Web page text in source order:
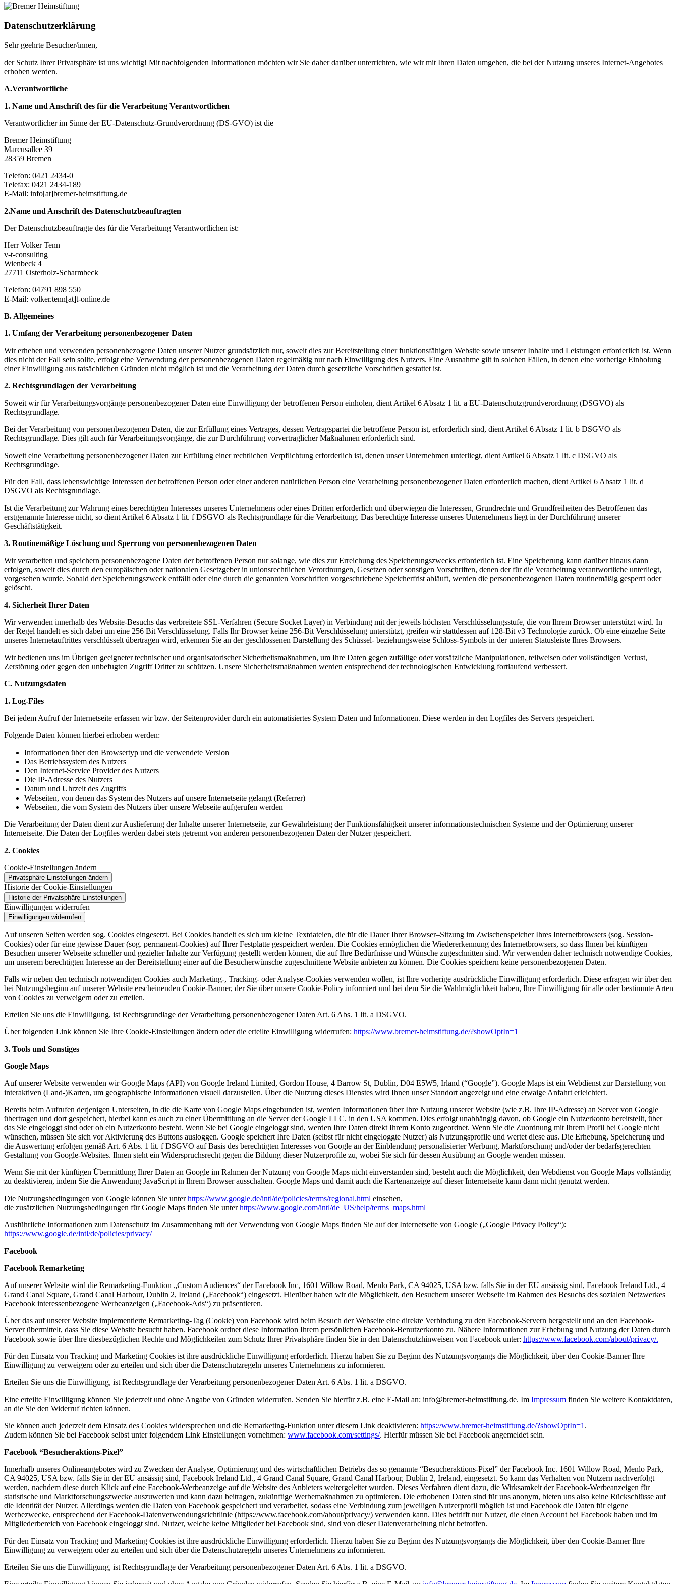
Datenschutzerklärung
Sehr geehrte Besucher/innen,
der Schutz Ihrer Privatsphäre ist uns wichtig! Mit nachfolgenden Informationen möchten wir Sie daher darüber unterrichten, wie wir mit Ihren Daten umgehen, die bei der Nutzung unseres Internet-Angebotes
erhoben werden.
A.Verantwortliche
1. Name und Anschrift des für die Verarbeitung Verantwortlichen
Verantwortlicher im Sinne der EU-Datenschutz-Grundverordnung (DS-GVO) ist die
Bremer Heimstiftung
Marcusallee 39
28359 Bremen
Telefon: 0421 2434-0
Telefax: 0421 2434-189
E-Mail: info[at]bremer-heimstiftung.de
2.Name und Anschrift des Datenschutzbeauftragten
Der Datenschutzbeauftragte des für die Verarbeitung Verantwortlichen ist:
Herr Volker Tenn
v-t-consulting
Wienbeck 4
27711 Osterholz-Scharmbeck
Telefon: 04791 898 550
E-Mail: volker.tenn[at]t-online.de
B. Allgemeines
1. Umfang der Verarbeitung personenbezogener Daten
Wir erheben und verwenden personenbezogene Daten unserer Nutzer grundsätzlich nur, soweit dies zur Bereitstellung einer funktionsfähigen Website sowie unserer Inhalte und Leistungen erforderlich ist. Wenn
dies nicht der Fall sein sollte, erfolgt eine Verwendung der personenbezogenen Daten regelmäßig nur nach Einwilligung des Nutzers. Eine Ausnahme gilt in solchen Fällen, in denen eine vorherige Einholung
einer Einwilligung aus tatsächlichen Gründen nicht möglich ist und die Verarbeitung der Daten durch gesetzliche Vorschriften gestattet ist.
2. Rechtsgrundlagen der Verarbeitung
Soweit wir für Verarbeitungsvorgänge personenbezogener Daten eine Einwilligung der betroffenen Person einholen, dient Artikel 6 Absatz 1 lit. a EU-Datenschutzgrundverordnung (DSGVO) als
Rechtsgrundlage.
Bei der Verarbeitung von personenbezogenen Daten, die zur Erfüllung eines Vertrages, dessen Vertragspartei die betroffene Person ist, erforderlich sind, dient Artikel 6 Absatz 1 lit. b DSGVO als
Rechtsgrundlage. Dies gilt auch für Verarbeitungsvorgänge, die zur Durchführung vorvertraglicher Maßnahmen erforderlich sind.
Soweit eine Verarbeitung personenbezogener Daten zur Erfüllung einer rechtlichen Verpflichtung erforderlich ist, denen unser Unternehmen unterliegt, dient Artikel 6 Absatz 1 lit. c DSGVO als
Rechtsgrundlage.
Für den Fall, dass lebenswichtige Interessen der betroffenen Person oder einer anderen natürlichen Person eine Verarbeitung personenbezogener Daten erforderlich machen, dient Artikel 6 Absatz 1 lit. d
DSGVO als Rechtsgrundlage.
Ist die Verarbeitung zur Wahrung eines berechtigten Interesses unseres Unternehmens oder eines Dritten erforderlich und überwiegen die Interessen, Grundrechte und Grundfreiheiten des Betroffenen das
erstgenannte Interesse nicht, so dient Artikel 6 Absatz 1 lit. f DSGVO als Rechtsgrundlage für die Verarbeitung. Das berechtige Interesse unseres Unternehmens liegt in der Durchführung unserer
Geschäftstätigkeit.
3. Routinemäßige Löschung und Sperrung von personenbezogenen Daten
Wir verarbeiten und speichern personenbezogene Daten der betroffenen Person nur solange, wie dies zur Erreichung des Speicherungszwecks erforderlich ist. Eine Speicherung kann darüber hinaus dann
erfolgen, soweit dies durch den europäischen oder nationalen Gesetzgeber in unionsrechtlichen Verordnungen, Gesetzen oder sonstigen Vorschriften, denen der für die Verarbeitung verantwortliche unterliegt,
vorgesehen wurde. Sobald der Speicherungszweck entfällt oder eine durch die genannten Vorschriften vorgeschriebene Speicherfrist abläuft, werden die personenbezogenen Daten routinemäßig gesperrt oder
gelöscht.
4. Sicherheit Ihrer Daten
Wir verwenden innerhalb des Website-Besuchs das verbreitete SSL-Verfahren (Secure Socket Layer) in Verbindung mit der jeweils höchsten Verschlüsselungsstufe, die von Ihrem Browser unterstützt wird. In
der Regel handelt es sich dabei um eine 256 Bit Verschlüsselung. Falls Ihr Browser keine 256-Bit Verschlüsselung unterstützt, greifen wir stattdessen auf 128-Bit v3 Technologie zurück. Ob eine einzelne Seite
unseres Internetauftrittes verschlüsselt übertragen wird, erkennen Sie an der geschlossenen Darstellung des Schüssel- beziehungsweise Schloss-Symbols in der unteren Statusleiste Ihres Browsers.
Wir bedienen uns im Übrigen geeigneter technischer und organisatorischer Sicherheitsmaßnahmen, um Ihre Daten gegen zufällige oder vorsätzliche Manipulationen, teilweisen oder vollständigen Verlust,
Zerstörung oder gegen den unbefugten Zugriff Dritter zu schützen. Unsere Sicherheitsmaßnahmen werden entsprechend der technologischen Entwicklung fortlaufend verbessert.
C. Nutzungsdaten
1. Log-Files
Bei jedem Aufruf der Internetseite erfassen wir bzw. der Seitenprovider durch ein automatisiertes System Daten und Informationen. Diese werden in den Logfiles des Servers gespeichert.
Folgende Daten können hierbei erhoben werden:
Informationen über den Browsertyp und die verwendete Version
Das Betriebssystem des Nutzers
Den Internet-Service Provider des Nutzers
Die IP-Adresse des Nutzers
Datum und Uhrzeit des Zugriffs
Webseiten, von denen das System des Nutzers auf unsere Internetseite gelangt (Referrer)
Webseiten, die vom System des Nutzers über unsere Webseite aufgerufen werden
Die Verarbeitung der Daten dient zur Auslieferung der Inhalte unserer Internetseite, zur Gewährleistung der Funktionsfähigkeit unserer informationstechnischen Systeme und der Optimierung unserer
Internetseite. Die Daten der Logfiles werden dabei stets getrennt von anderen personenbezogenen Daten der Nutzer gespeichert.
2. Cookies
Cookie-Einstellungen ändern
Privatsphäre-Einstellungen ändern
Historie der Cookie-Einstellungen
Historie der Privatsphäre-Einstellungen
Einwilligungen widerrufen
Einwilligungen widerrufen
Auf unseren Seiten werden sog. Cookies eingesetzt. Bei Cookies handelt es sich um kleine Textdateien, die für die Dauer Ihrer Browser–Sitzung im Zwischenspeicher Ihres Internetbrowsers (sog. Session-
Cookies) oder für eine gewisse Dauer (sog. permanent-Cookies) auf Ihrer Festplatte gespeichert werden. Die Cookies ermöglichen die Wiedererkennung des Internetbrowsers, so dass Ihnen bei künftigen
Besuchen unserer Webseite schneller und gezielter Inhalte zur Verfügung gestellt werden können, die auf Ihre Bedürfnisse und Wünsche zugeschnitten sind. Wir verwenden daher technisch notwendige Cookies,
um unserem berechtigten Interesse an der Bereitstellung einer auf die Besucherwünsche zugeschnittene Website anbieten zu können. Die Cookies speichern keine personenbezogenen Daten.
Falls wir neben den technisch notwendigen Cookies auch Marketing-, Tracking- oder Analyse-Cookies verwenden wollen, ist Ihre vorherige ausdrückliche Einwilligung erforderlich. Diese erfragen wir über den
bei Nutzungsbeginn auf unserer Website erscheinenden Cookie-Banner, der Sie über unsere Cookie-Policy informiert und bei dem Sie die Wahlmöglichkeit haben, Ihre Einwilligung für alle oder bestimmte Arten
von Cookies zu verweigern oder zu erteilen.
Erteilen Sie uns die Einwilligung, ist Rechtsgrundlage der Verarbeitung personenbezogener Daten Art. 6 Abs. 1 lit. a DSGVO.
Über folgenden Link können Sie Ihre Cookie-Einstellungen ändern oder die erteilte Einwilligung widerrufen: https://www.bremer-heimstiftung.de/?showOptIn=1
3. Tools und Sonstiges
Google Maps
Auf unserer Website verwenden wir Google Maps (API) von Google Ireland Limited, Gordon House, 4 Barrow St, Dublin, D04 E5W5, Irland (“Google”). Google Maps ist ein Webdienst zur Darstellung von
interaktiven (Land-)Karten, um geographische Informationen visuell darzustellen. Über die Nutzung dieses Dienstes wird Ihnen unser Standort angezeigt und eine etwaige Anfahrt erleichtert.
Bereits beim Aufrufen derjenigen Unterseiten, in die die Karte von Google Maps eingebunden ist, werden Informationen über Ihre Nutzung unserer Website (wie z.B. Ihre IP-Adresse) an Server von Google
übertragen und dort gespeichert, hierbei kann es auch zu einer Übermittlung an die Server der Google LLC. in den USA kommen. Dies erfolgt unabhängig davon, ob Google ein Nutzerkonto bereitstellt, über
das Sie eingeloggt sind oder ob ein Nutzerkonto besteht. Wenn Sie bei Google eingeloggt sind, werden Ihre Daten direkt Ihrem Konto zugeordnet. Wenn Sie die Zuordnung mit Ihrem Profil bei Google nicht
wünschen, müssen Sie sich vor Aktivierung des Buttons ausloggen. Google speichert Ihre Daten (selbst für nicht eingeloggte Nutzer) als Nutzungsprofile und wertet diese aus. Die Erhebung, Speicherung und
die Auswertung erfolgen gemäß Art. 6 Abs. 1 lit. f DSGVO auf Basis des berechtigten Interesses von Google an der Einblendung personalisierter Werbung, Marktforschung und/oder der bedarfsgerechten
Gestaltung von Google-Websites. Ihnen steht ein Widerspruchsrecht gegen die Bildung dieser Nutzerprofile zu, wobei Sie sich für dessen Ausübung an Google wenden müssen.
Wenn Sie mit der künftigen Übermittlung Ihrer Daten an Google im Rahmen der Nutzung von Google Maps nicht einverstanden sind, besteht auch die Möglichkeit, den Webdienst von Google Maps vollständig
zu deaktivieren, indem Sie die Anwendung JavaScript in Ihrem Browser ausschalten. Google Maps und damit auch die Kartenanzeige auf dieser Internetseite kann dann nicht genutzt werden.
Die Nutzungsbedingungen von Google können Sie unterhttps://www.google.de/intl/de/policies/terms/regional.html einsehen,
die zusätzlichen Nutzungsbedingungen für Google Maps finden Sie unterhttps://www.google.com/intl/de_US/help/terms_maps.html
Ausführliche Informationen zum Datenschutz im Zusammenhang mit der Verwendung von Google Maps finden Sie auf der Internetseite von Google („Google Privacy Policy“):
https://www.google.de/intl/de/policies/privacy/
Facebook
Facebook Remarketing
Auf unserer Website wird die Remarketing-Funktion „Custom Audiences“ der Facebook Inc, 1601 Willow Road, Menlo Park, CA 94025, USA bzw. falls Sie in der EU ansässig sind, Facebook Ireland Ltd., 4
Grand Canal Square, Grand Canal Harbour, Dublin 2, Ireland („Facebook“) eingesetzt. Hierüber haben wir die Möglichkeit, den Besuchern unserer Webseite im Rahmen des Besuchs des sozialen Netzwerkes
Facebook interessenbezogene Werbeanzeigen („Facebook-Ads“) zu präsentieren.
Über das auf unserer Website implementierte Remarketing-Tag (Cookie) von Facebook wird beim Besuch der Webseite eine direkte Verbindung zu den Facebook-Servern hergestellt und an den Facebook-
Server übermittelt, dass Sie diese Website besucht haben. Facebook ordnet diese Information Ihrem persönlichen Facebook-Benutzerkonto zu. Nähere Informationen zur Erhebung und Nutzung der Daten durch
Facebook sowie über Ihre diesbezüglichen Rechte und Möglichkeiten zum Schutz Ihrer Privatsphäre finden Sie in den Datenschutzhinweisen von Facebook unter: https://www.facebook.com/about/privacy/.
Für den Einsatz von Tracking und Marketing Cookies ist ihre ausdrückliche Einwilligung erforderlich. Hierzu haben Sie zu Beginn des Nutzungsvorgangs die Möglichkeit, über den Cookie-Banner Ihre
Einwilligung zu verweigern oder zu erteilen und sich über die Datenschutzregeln unseres Unternehmens zu informieren.
Erteilen Sie uns die Einwilligung, ist Rechtsgrundlage der Verarbeitung personenbezogener Daten Art. 6 Abs. 1 lit. a DSGVO.
Eine erteilte Einwilligung können Sie jederzeit und ohne Angabe von Gründen widerrufen. Senden Sie hierfür z.B. eine E-Mail an: info@bremer-heimstiftung.de. Im Impressum finden Sie weitere Kontaktdaten,
an die Sie den Widerruf richten können.
Sie können auch jederzeit dem Einsatz des Cookies widersprechen und die Remarketing-Funktion unter diesem Link deaktivieren: https://www.bremer-heimstiftung.de/?showOptIn=1 .
Zudem können Sie bei Facebook selbst unter folgendem Link Einstellungen vornehmen: www.facebook.com/settings/. Hierfür müssen Sie bei Facebook angemeldet sein.
Facebook “Besucheraktions-Pixel”
Innerhalb unseres Onlineangebotes wird zu Zwecken der Analyse, Optimierung und des wirtschaftlichen Betriebs das so genannte “Besucheraktions-Pixel” der Facebook Inc. 1601 Willow Road, Menlo Park,
CA 94025, USA bzw. falls Sie in der EU ansässig sind, Facebook Ireland Ltd., 4 Grand Canal Square, Grand Canal Harbour, Dublin 2, Ireland, eingesetzt. So kann das Verhalten von Nutzern nachverfolgt
werden, nachdem diese durch Klick auf eine Facebook-Werbeanzeige auf die Website des Anbieters weitergeleitet wurden. Dieses Verfahren dient dazu, die Wirksamkeit der Facebook-Werbeanzeigen für
statistische und Marktforschungszwecke auszuwerten und kann dazu beitragen, zukünftige Werbemaßnahmen zu optimieren. Die erhobenen Daten sind für uns anonym, bieten uns also keine Rückschlüsse auf
die Identität der Nutzer. Allerdings werden die Daten von Facebook gespeichert und verarbeitet, sodass eine Verbindung zum jeweiligen Nutzerprofil möglich ist und Facebook die Daten für eigene
Werbezwecke, entsprechend der Facebook-Datenverwendungsrichtlinie (https://www.facebook.com/about/privacy/) verwenden kann. Dies betrifft nur Nutzer, die einen Account bei Facebook haben und im
Mitgliederbereich von Facebook eingeloggt sind. Nutzer, welche keine Mitglieder bei Facebook sind, sind von dieser Datenverarbeitung nicht betroffen.
Für den Einsatz von Tracking und Marketing Cookies ist ihre ausdrückliche Einwilligung erforderlich. Hierzu haben Sie zu Beginn des Nutzungsvorgangs die Möglichkeit, über den Cookie-Banner Ihre
Einwilligung zu verweigern oder zu erteilen und sich über die Datenschutzregeln unseres Unternehmens zu informieren.
Erteilen Sie uns die Einwilligung, ist Rechtsgrundlage der Verarbeitung personenbezogener Daten Art. 6 Abs. 1 lit. a DSGVO.